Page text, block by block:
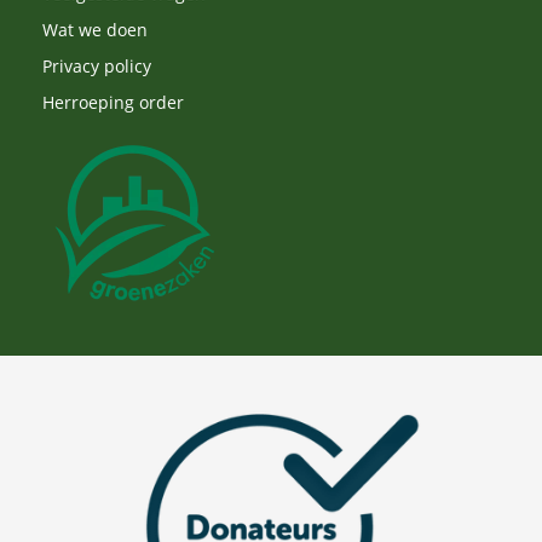
Wat we doen
Privacy policy
Herroeping order